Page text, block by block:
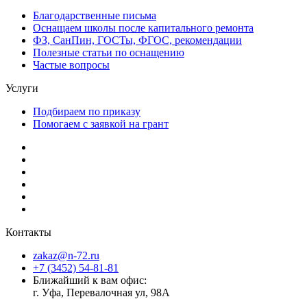
Благодарственные письма
Оснащаем школы после капитального ремонта
ФЗ, СанПин, ГОСТы, ФГОС, рекомендации
Полезные статьи по оснащению
Частые вопросы
Услуги
Подбираем по приказу
Помогаем с заявкой на грант
Контакты
zakaz@n-72.ru
+7 (3452) 54-81-81
Ближайший к вам офис:
г. Уфа, Перевалочная ул, 98А